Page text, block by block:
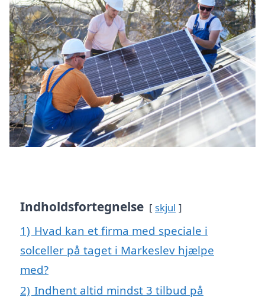
Indholdsfortegnelse skjul
1) Hvad kan et firma med speciale i
solceller på taget i Markeslev hjælpe
med?
2) Indhent altid mindst 3 tilbud på